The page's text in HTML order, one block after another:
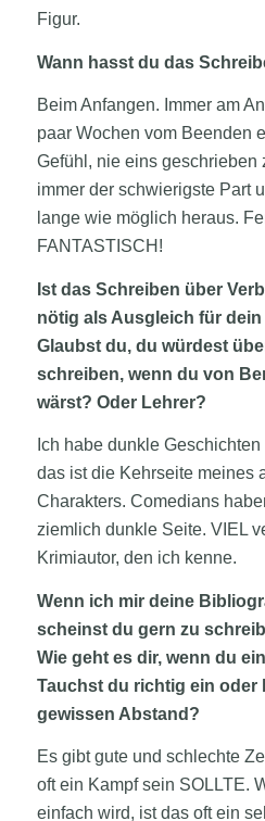
Figur.
Wann hasst du das
Beim Anfangen. Immer am
paar Wochen vom Beenden
Gefühl, nie eins geschrieben
immer der schwierigste Part
lange wie möglich heraus.
FANTASTISCH!
Ist das Schreiben über
nötig als Ausgleich für
Glaubst du, du würdest
schreiben, wenn du von
wärst? Oder Lehrer?
Ich habe dunkle
das ist die Kehrseite meines
Charakters. Comedians
ziemlich dunkle Seite. VIEL
Krimiautor, den ich kenne.
Wenn ich mir deine
scheinst du gern zu
Wie geht es dir, wenn du
Tauchst du richtig ein oder
gewissen Abstand?
Es gibt gute und schlechte
oft ein Kampf sein SOLLTE.
einfach wird, ist das oft ein